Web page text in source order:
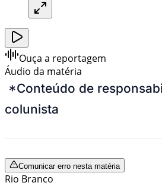
Ouça a reportagem
Áudio da matéria
*Conteúdo de
colunista
Comunicar erro nesta matéria
Rio Branco